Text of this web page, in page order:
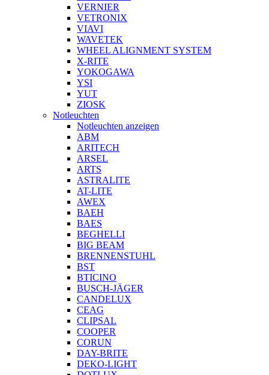
VERNIER
VETRONIX
VIAVI
WAVETEK
WHEEL ALIGNMENT SYSTEM
X-RITE
YOKOGAWA
YSI
YUT
ZIOSK
Notleuchten
Notleuchten anzeigen
ABM
ARITECH
ARSEL
ARTS
ASTRALITE
AT-LITE
AWEX
BAEH
BAES
BEGHELLI
BIG BEAM
BRENNENSTUHL
BST
BTICINO
BUSCH-JÄGER
CANDELUX
CEAG
CLIPSAL
COOPER
CORUN
DAY-BRITE
DEKO-LIGHT